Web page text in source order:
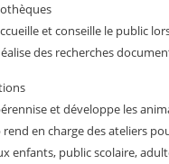
et conseille le public
éalise des recherches
et développe les
rend en charge des ateliers
enfants, public scolaire,